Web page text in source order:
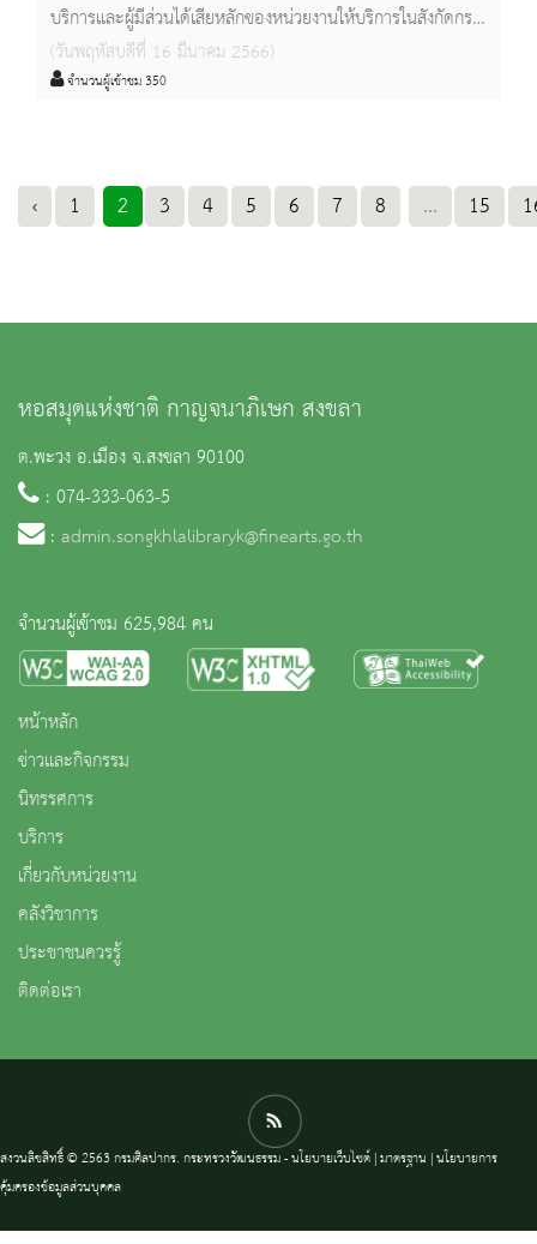
บริการและผู้มีส่วนได้เสียหลักของหน่วยงานให้บริการในสังกัดกรม
ศิลปากร
(วันพฤหัสบดีที่ 16 มีนาคม 2566)
จำนวนผู้เข้าชม 350
‹ 1 2 3 4 5 6 7 8 ... 15
หอสมุดแห่งชาติ กาญจนาภิเษก สงขลา
ต.พะวง อ.เมือง จ.สงขลา 90100
: 074-333-063-5
: admin.songkhlalibraryk@finearts.go.th
จำนวนผู้เข้าชม 625,984 คน
หน้าหลัก
ข่าวและกิจกรรม
นิทรรศการ
บริการ
เกี่ยวกับหน่วยงาน
คลังวิชาการ
ประชาชนควรรู้
ติดต่อเรา
สงวนลิขสิทธิ์ © 2563 กรมศิลปากร. กระทรวงวัฒนธรรม -นโยบายเว็บไซต์|มาตรฐาน |นโยบายการ
คุ้มครองข้อมูลส่วนบุคคล